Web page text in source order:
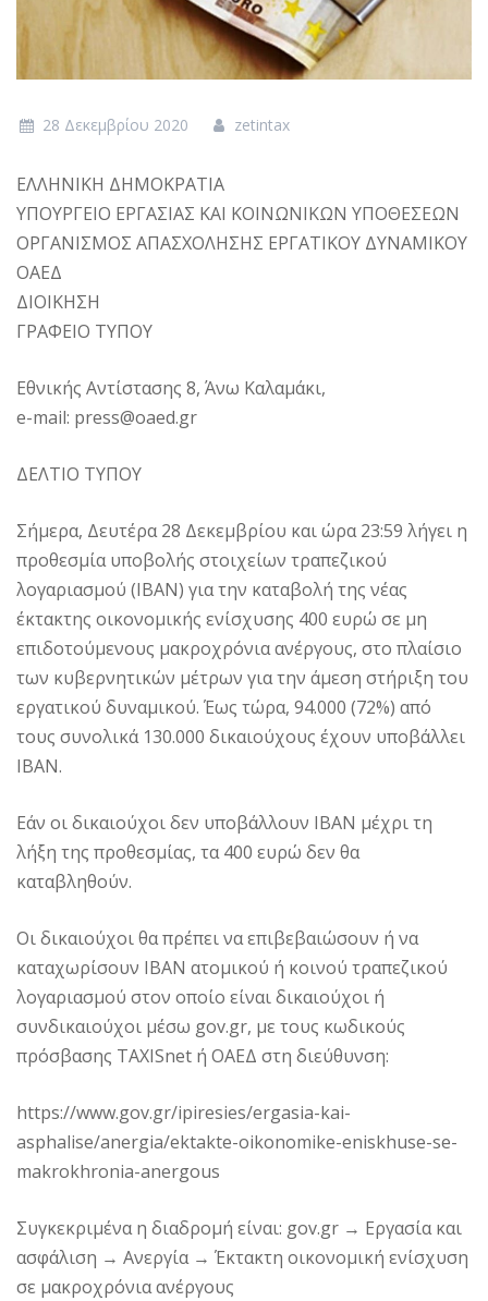
28 Δεκεμβρίου 2020 zetintax
ΕΛΛΗΝΙΚΗ ΔΗΜΟΚΡΑΤΙΑ
ΥΠΟΥΡΓΕΙΟ ΕΡΓΑΣΙΑΣ ΚΑΙ ΚΟΙΝΩΝΙΚΩΝ ΥΠΟΘΕΣΕΩΝ
ΟΡΓΑΝΙΣΜΟΣ ΑΠΑΣΧΟΛΗΣΗΣ ΕΡΓΑΤΙΚΟΥ ΔΥΝΑΜΙΚΟΥ
ΟΑΕΔ
ΔΙΟΙΚΗΣΗ
ΓΡΑΦΕΙΟ ΤΥΠΟΥ
Εθνικής Αντίστασης 8, Άνω Καλαμάκι,
e-mail: press@oaed.gr
ΔΕΛΤΙΟ ΤΥΠΟΥ
Σήμερα, Δευτέρα 28 Δεκεμβρίου και ώρα 23:59 λήγει η
προθεσμία υποβολής στοιχείων τραπεζικού
λογαριασμού (IBAN) για την καταβολή της νέας
έκτακτης οικονομικής ενίσχυσης 400 ευρώ σε μη
επιδοτούμενους μακροχρόνια ανέργους, στο πλαίσιο
των κυβερνητικών μέτρων για την άμεση στήριξη του
εργατικού δυναμικού. Έως τώρα, 94.000 (72%) από
τους συνολικά 130.000 δικαιούχους έχουν υποβάλλει
ΙΒΑΝ.
Εάν οι δικαιούχοι δεν υποβάλλουν ΙΒΑΝ μέχρι τη
λήξη της προθεσμίας, τα 400 ευρώ δεν θα
καταβληθούν.
Οι δικαιούχοι θα πρέπει να επιβεβαιώσουν ή να
καταχωρίσουν ΙΒΑΝ ατομικού ή κοινού τραπεζικού
λογαριασμού στον οποίο είναι δικαιούχοι ή
συνδικαιούχοι μέσω gov.gr, με τους κωδικούς
πρόσβασης TAXISnet ή ΟΑΕΔ στη διεύθυνση:
https://www.gov.gr/ipiresies/ergasia-kai-
asphalise/anergia/ektakte-oikonomike-eniskhuse-se-
makrokhronia-anergous
Συγκεκριμένα η διαδρομή είναι: gov.gr → Εργασία και
ασφάλιση → Ανεργία → Έκτακτη οικονομική ενίσχυση
σε μακροχρόνια ανέργους